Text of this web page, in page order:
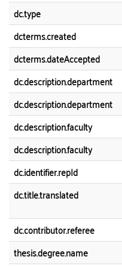
dc.type
dcterms.created
dcterms.dateAccepted
dc.description.department
dc.description.department
dc.description.faculty
dc.description.faculty
dc.identifier.repId
dc.title.translated
dc.contributor.referee
thesis.degree.name